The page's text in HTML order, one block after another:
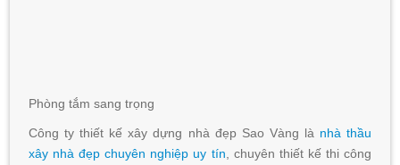
Phòng tắm sang trọng
Công ty thiết kế xây dựng nhà đẹp Sao Vàng là nhà thầu
xây nhà đẹp chuyên nghiệp uy tín , chuyên thiết kế thi công